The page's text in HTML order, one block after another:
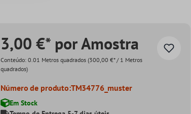
3,00 €* por Amostra
Conteúdo: 0.01 Metros quadrados (300,00 €* / 1 Metros
quadrados)
Número de produto:TM34776_muster
Em Stock